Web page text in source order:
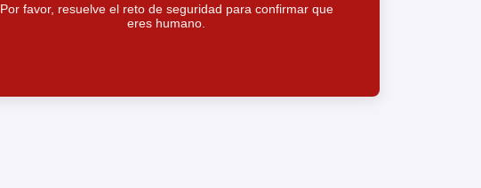
Por favor, resuelve el reto de seguridad para confirmar que
eres humano.